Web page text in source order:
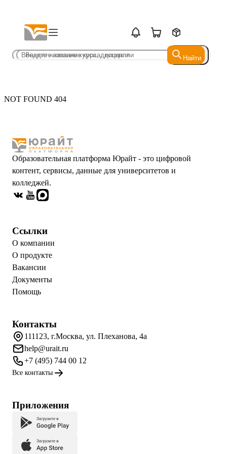
Найти
Найти
NOT FOUND 404
Образовательная платформа Юрайт - это цифровой
контент, сервисы, данные для университетов и
колледжей.
Ссылки
О компании
О продукте
Вакансии
Документы
Помощь
Контакты
111123, г.Москва, ул. Плеханова, 4а
help@urait.ru
+7 (495) 744 00 12
Все контакты
Приложения